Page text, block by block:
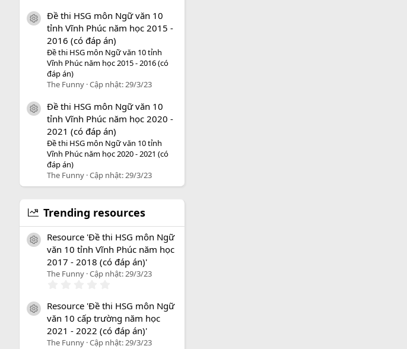
icon tài liệu
Đề thi HSG môn Ngữ văn 10
tỉnh Vĩnh Phúc năm học 2015 -
2016 (có đáp án)
Đề thi HSG môn Ngữ văn 10 tỉnh
Vĩnh Phúc năm học 2015 - 2016 (có
đáp án)
The Funny Cập nhật:29/3/23
icon tài liệu
Đề thi HSG môn Ngữ văn 10
tỉnh Vĩnh Phúc năm học 2020 -
2021 (có đáp án)
Đề thi HSG môn Ngữ văn 10 tỉnh
Vĩnh Phúc năm học 2020 - 2021 (có
đáp án)
The Funny Cập nhật: 29/3/23
Trending resources
icon tài liệu
Resource 'Đề thi HSG môn Ngữ
văn 10 tỉnh Vĩnh Phúc năm học
2017 - 2018 (có đáp án)'
The Funny Cập nhật:29/3/23
0
0
s
a
o
icon tài liệu
Resource 'Đề thi HSG môn Ngữ
văn 10 cấp trường năm học
2021 - 2022 (có đáp án)'
The Funny Cập nhật:29/3/23